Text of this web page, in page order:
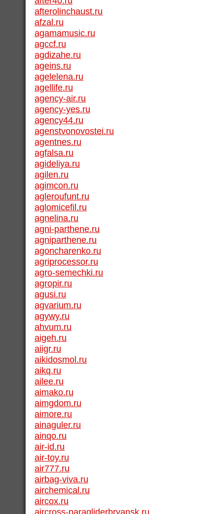
afterolinchaust.ru
afzal.ru
agamamusic.ru
agccf.ru
agdizahe.ru
ageins.ru
agelelena.ru
agellife.ru
agency-air.ru
agency-yes.ru
agency44.ru
agenstvonovostei.ru
agentnes.ru
agfalsa.ru
agideliya.ru
agilen.ru
agimcon.ru
agleroufunt.ru
aglomicefil.ru
agnelina.ru
agni-parthene.ru
agniparthene.ru
agoncharenko.ru
agriprocessor.ru
agro-semechki.ru
agropir.ru
agusi.ru
agvarium.ru
agywy.ru
ahvum.ru
aigeh.ru
aiigr.ru
aikidosmol.ru
aikq.ru
ailee.ru
aimako.ru
aimgdom.ru
aimore.ru
ainaguler.ru
ainqo.ru
air-id.ru
air-toy.ru
air777.ru
airbag-viva.ru
airchemical.ru
aircox.ru
aircross-paragliderbryansk.ru